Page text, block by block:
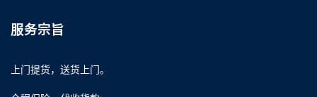
服务宗旨
上门提货，送货上门。